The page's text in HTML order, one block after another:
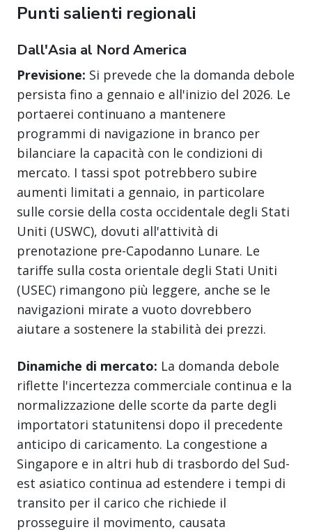
Punti salienti regionali
Dall'Asia al Nord America
Previsione: Si prevede che la domanda debole
persista fino a gennaio e all'inizio del 2026. Le
portaerei continuano a mantenere
programmi di navigazione in branco per
bilanciare la capacità con le condizioni di
mercato. I tassi spot potrebbero subire
aumenti limitati a gennaio, in particolare
sulle corsie della costa occidentale degli Stati
Uniti (USWC), dovuti all'attività di
prenotazione pre-Capodanno Lunare. Le
tariffe sulla costa orientale degli Stati Uniti
(USEC) rimangono più leggere, anche se le
navigazioni mirate a vuoto dovrebbero
aiutare a sostenere la stabilità dei prezzi.
Dinamiche di mercato: La domanda debole
riflette l'incertezza commerciale continua e la
normalizzazione delle scorte da parte degli
importatori statunitensi dopo il precedente
anticipo di caricamento. La congestione a
Singapore e in altri hub di trasbordo del Sud-
est asiatico continua ad estendere i tempi di
transito per il carico che richiede il
prosseguire il movimento, causata